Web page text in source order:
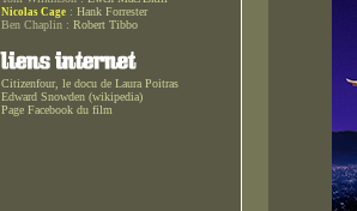
Nicolas Cage : Hank Forrester
Ben Chaplin : Robert Tibbo
Citizenfour, le docu de Laura Poitras
Edward Snowden (wikipedia)
Page Facebook du film